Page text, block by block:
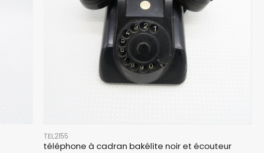
TEL2155
téléphone à cadran bakélite noir et écouteur